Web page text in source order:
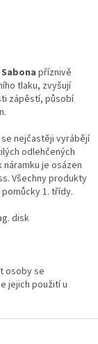
příznivě
tlaku, zvyšují
zápěstí, působí
se nejčastěji vyrábějí
odlehčených
je osázen
Všechny produkty
1. třídy.
disk
osoby se
jejich použití u